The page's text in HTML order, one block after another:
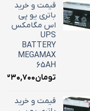
قیمت و خرید
باتری یو پی
اس مگامکس
UPS
BATTERY
MEGAMAX
65AH
تومان
قیمت و خرید